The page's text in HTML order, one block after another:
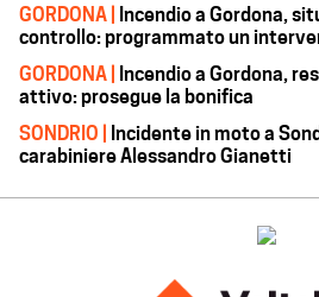
GORDONA | Incendio a Gordona,
controllo: programmato un
GORDONA | Incendio a Gordona,
attivo: prosegue la bonifica
SONDRIO | Incidente in moto a
carabiniere Alessandro Gianetti